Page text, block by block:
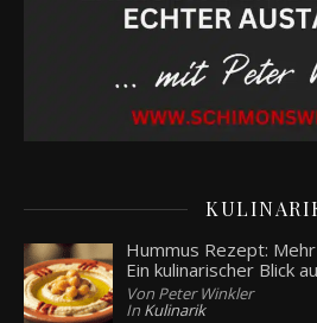
Hummus Rezept:
Ein kulinarischer Blick
Von Peter Winkler
In Kulinarik